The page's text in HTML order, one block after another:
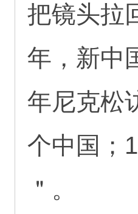
把镜头拉
年，新中
年尼克松
个中国；
＂。